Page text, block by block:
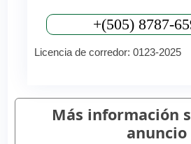
+(505) 8787-
Licencia de corredor: 0123-2025
Más información
anuncio